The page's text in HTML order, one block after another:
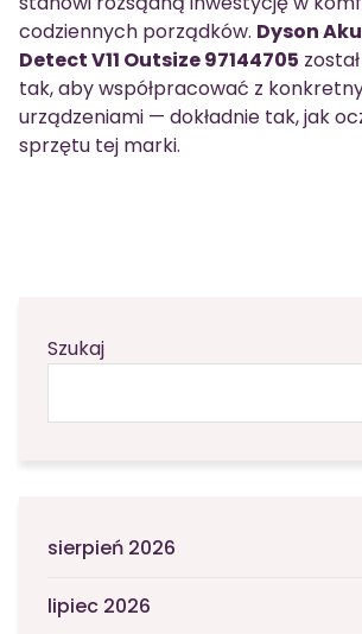
codziennych porządków. Dyson
Detect V11 Outsize 97144705
tak, aby współpracować z
urządzeniami — dokładnie tak, jak
sprzętu tej marki.
Szukaj
sierpień 2026
lipiec 2026